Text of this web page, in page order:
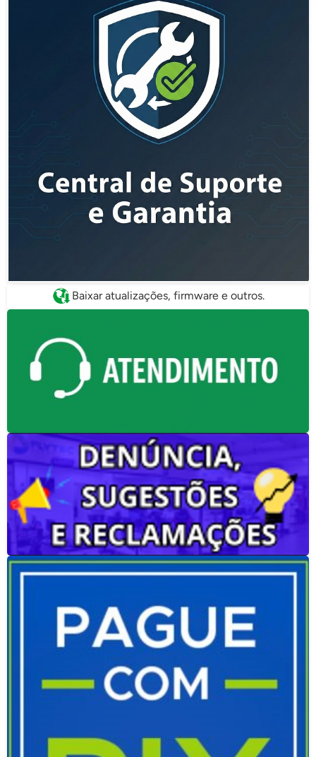
Baixar atualizações, firmware e outros.